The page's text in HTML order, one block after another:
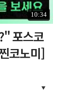
10:34
포스코
코노미]